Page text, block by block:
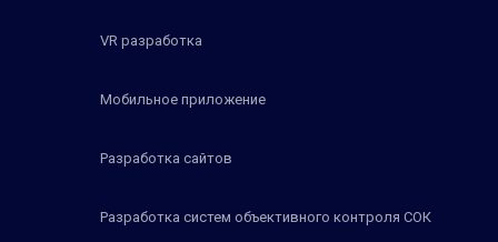
VR разработка
Мобильное приложение
Разработка сайтов
Разработка систем объективного контроля СОК